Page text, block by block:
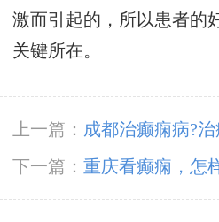
激而引起的，所以患者的
关键所在。
上一篇： 成都治癫痫病?
钱?
下一篇： 重庆看癫痫，怎